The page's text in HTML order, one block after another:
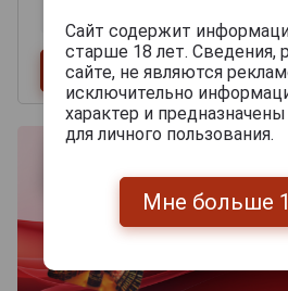
Сайт содержит
старше 18 лет. Сведения,
сайте, не являются
исключительно
характер и
для личного пользования.
Мне больше